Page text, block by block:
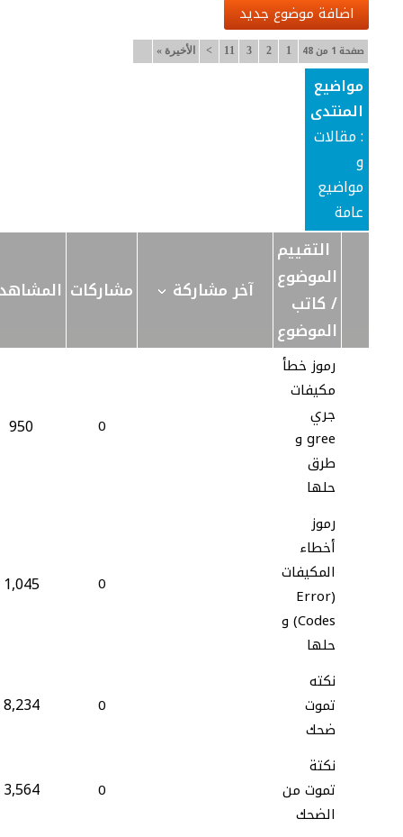
اضافة موضوع جديد
صفحة 1 من 48 1
2
3
11
> الأخيرة »
مواضيع
المنتدى
: مقالات
و
مواضيع
عامة
التقييم
الموضوع
/ كاتب
الموضوع
آخر مشاركة مشاركات
رموز خطأ
مكيفات
جري
gree و
طرق
حلها
0
950
رموز
أخطاء
المكيفات
(Error
Codes) و
حلها
0
1,045
نكته
تموت
ضحك
0
8,234
نكتة
تموت من
الضحك
0
3,564